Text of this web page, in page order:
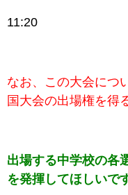
11:20
なお、この大会につ
国大会の出場権を得
出場する中学校の各
を発揮してほしいで